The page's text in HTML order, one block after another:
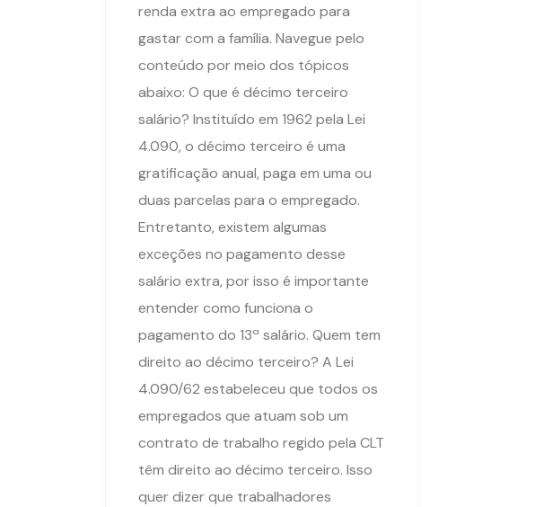
renda extra ao empregado para
gastar com a família. Navegue pelo
conteúdo por meio dos tópicos
abaixo: O que é décimo terceiro
salário? Instituído em 1962 pela Lei
4.090, o décimo terceiro é uma
gratificação anual, paga em uma ou
duas parcelas para o empregado.
Entretanto, existem algumas
exceções no pagamento desse
salário extra, por isso é importante
entender como funciona o
pagamento do 13ª salário. Quem tem
direito ao décimo terceiro? A Lei
4.090/62 estabeleceu que todos os
empregados que atuam sob um
contrato de trabalho regido pela CLT
têm direito ao décimo terceiro. Isso
quer dizer que trabalhadores